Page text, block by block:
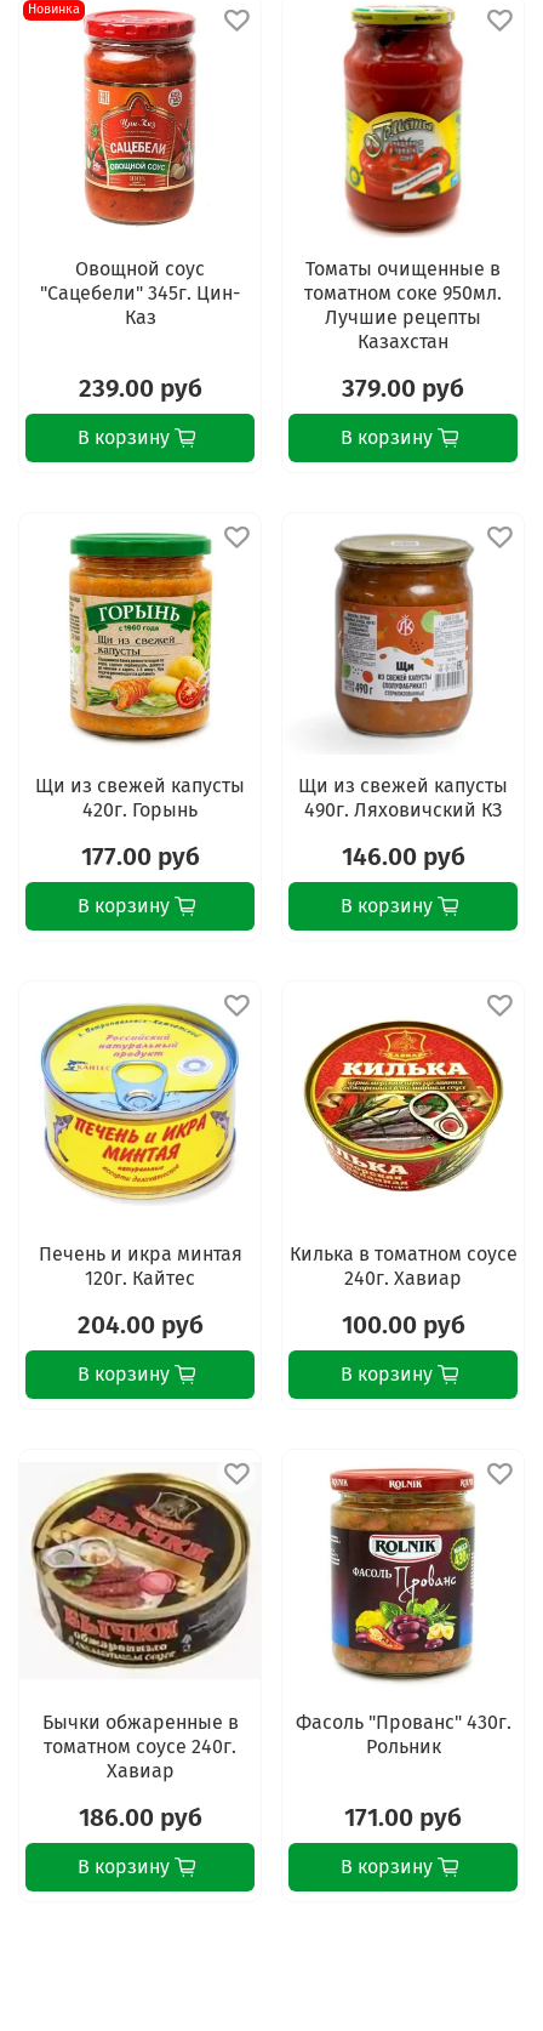
Новинка
Овощной соус
"Сацебели" 345г. Цин-
Каз
239.00 руб
В корзину
Томаты очищенные в
томатном соке 950мл.
Лучшие рецепты
Казахстан
379.00 руб
В корзину
Щи из свежей капусты
420г. Горынь
177.00 руб
В корзину
Щи из свежей капусты
490г. Ляховичский КЗ
146.00 руб
В корзину
Печень и икра минтая
120г. Кайтес
204.00 руб
В корзину
Килька в томатном соусе
240г. Хавиар
100.00 руб
В корзину
Бычки обжаренные в
томатном соусе 240г.
Хавиар
186.00 руб
В корзину
Фасоль "Прованс" 430г.
Рольник
171.00 руб
В корзину